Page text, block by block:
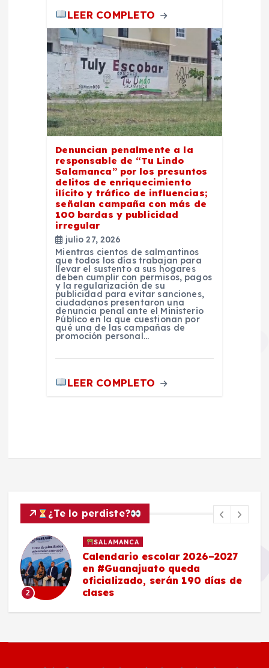
LEER COMPLETO
Denuncian penalmente a la
responsable de “Tu Lindo
Salamanca” por los presuntos
delitos de enriquecimiento
ilícito y tráfico de influencias;
señalan campaña con más de
100 bardas y publicidad
irregular
julio 27, 2026
Mientras cientos de salmantinos
que todos los días trabajan para
llevar el sustento a sus hogares
deben cumplir con permisos, pagos
y la regularización de su
publicidad para evitar sanciones,
ciudadanos presentaron una
denuncia penal ante el Ministerio
Público en la que cuestionan por
qué una de las campañas de
promoción personal…
LEER COMPLETO
¿Te lo perdiste?
2
SALAMANCA
Calendario escolar 2026–2027
en #Guanajuato queda
oficializado, serán 190 días de
clases